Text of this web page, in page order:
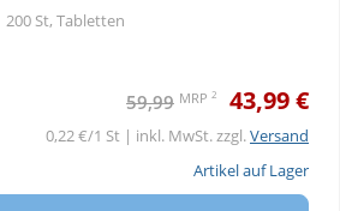
200 St, Tabletten
59,99 MRP 2 43,99 €
0,22 €/1 St | inkl. MwSt. zzgl.Versand
Artikel auf Lager